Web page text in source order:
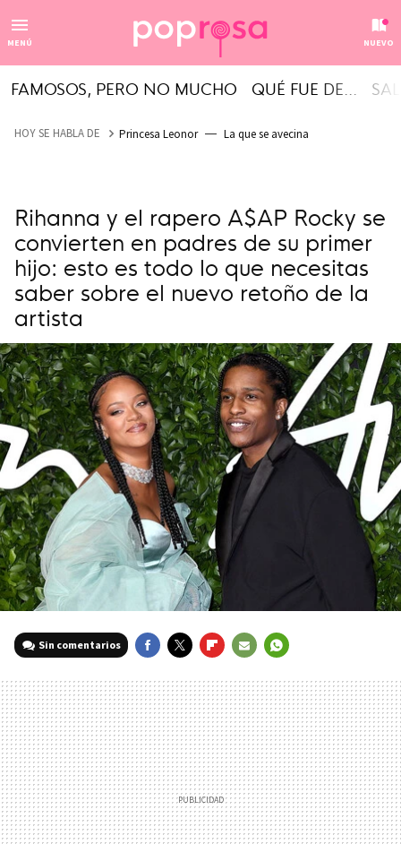
MENÚ NUEVO
FAMOSOS, PERO NO MUCHO QUÉ FUE DE...
HOY SE HABLA DE Princesa Leonor La que se avecina
Rihanna y el rapero A$AP Rocky se
convierten en padres de su primer
hijo: esto es todo lo que necesitas
saber sobre el nuevo retoño de la
artista
Sin comentarios
MAIL